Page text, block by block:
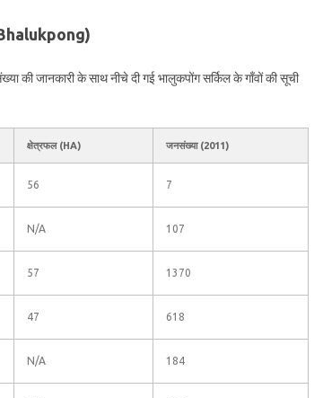
Bhalukpong)
की जानकारी के साथ नीचे दी गई भालुकपोंग सर्किल के गाँवों की सूची
क्षेत्रफल (HA) जनसंख्या (2011)
56 7
N/A 107
57 1370
47 618
N/A 184